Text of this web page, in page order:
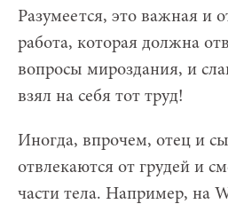
Разумеется, это важная и
работа, которая должна
вопросы мироздания, и
взял на себя тот труд!
Иногда, впрочем, отец и
отвлекаются от грудей и
части тела. Например, на